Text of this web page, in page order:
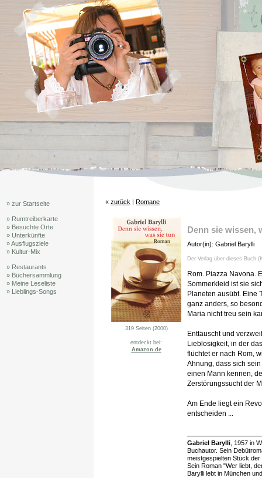
» zur Startseite
» Rumtreiberkarte
» Besuchte Orte
» Unterkünfte
» Ausflugsziele
» Kultur-Mix
» Restaurants
» Büchersammlung
» Meine Leseliste
» Lieblings-Songs
« zurück | Romane
319 Seiten (2000)
entdeckt bei:
Amazon.de
Denn sie wissen,
Autor(in): Gabriel Barylli
Der Verlag über dieses Buch
Rom. Piazza Navona.
Sommerkleid ist sie
Planeten ausübt. Eine
ganz anders, so
Maria nicht treu sein
Enttäuscht und
Lieblosigkeit, in der
flüchtet er nach Rom,
Ahnung, dass sich
einen Mann kennen,
Zerstörungssucht der
Am Ende liegt ein
entscheiden ...
Gabriel Barylli , 1957 in
Buchautor. Sein
meistgespielten Stück
Sein Roman "Wer liebt,
Barylli lebt in München